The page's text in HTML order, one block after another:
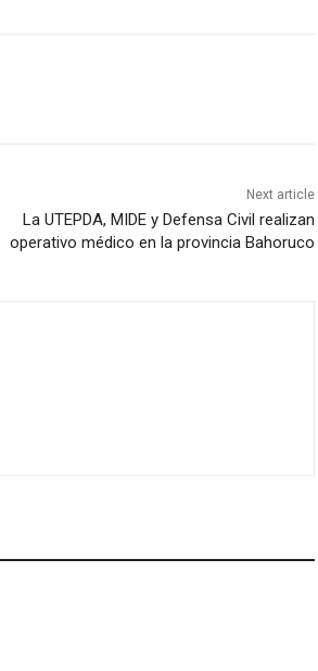
Next article
La UTEPDA, MIDE y Defensa Civil realizan
operativo médico en la provincia Bahoruco